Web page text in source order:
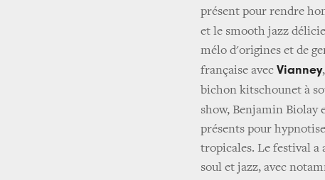
présent pour rendre
et le smooth jazz
mélo d'origines et de
française avec Vianney
bichon kitschounet à
show, Benjamin Biolay
présents pour
tropicales. Le festival a
soul et jazz, avec